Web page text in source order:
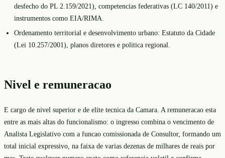
desfecho do PL 2.159/2021), competencias federativas (LC 140/2011) e
instrumentos como EIA/RIMA.
Ordenamento territorial e desenvolvimento urbano: Estatuto da Cidade
(Lei 10.257/2001), planos diretores e politica regional.
Nivel e remuneracao
E cargo de nivel superior e de elite tecnica da Camara. A remuneracao esta
entre as mais altas do funcionalismo: o ingresso combina o vencimento de
Analista Legislativo com a funcao comissionada de Consultor, formando um
total inicial expressivo, na faixa de varias dezenas de milhares de reais por